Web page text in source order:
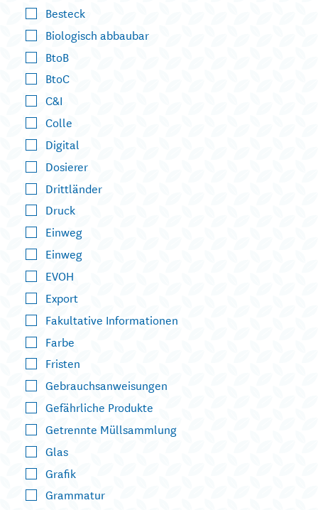
Besteck
Biologisch abbaubar
BtoB
BtoC
C&I
Colle
Digital
Dosierer
Drittländer
Druck
Einweg
Einweg
EVOH
Export
Fakultative Informationen
Farbe
Fristen
Gebrauchsanweisungen
Gefährliche Produkte
Getrennte Müllsammlung
Glas
Grafik
Grammatur